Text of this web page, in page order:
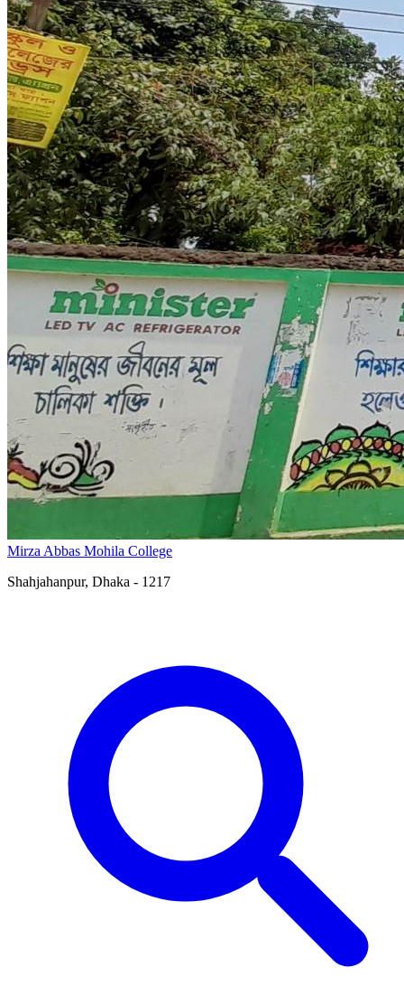
Mirza Abbas Mohila College
Shahjahanpur, Dhaka - 1217